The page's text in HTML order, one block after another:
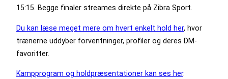
15:15. Begge finaler streames direkte på Zibra Sport.
Du kan læse meget mere om hvert enkelt hold her, hvor
trænerne uddyber forventninger, profiler og deres DM-
favoritter.
Kampprogram og holdpræsentationer kan ses her.